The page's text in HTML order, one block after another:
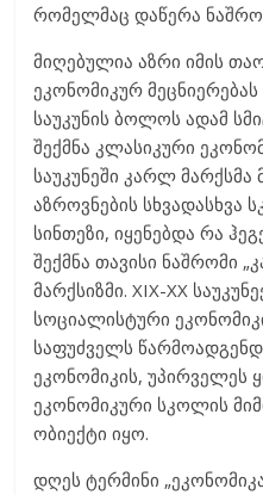
რომელმაც დაწერა
მიღებულია აზრი იმის
ეკონომიკურ
საუკუნის ბოლოს ადამ
შექმნა კლასიკური
საუკუნეში კარლ
აზროვნების სხვადასხვა
სინთეზი, იყენებდა რა
შექმნა თავისი ნაშრომი
მარქსიზმი. XIX-XX
სოციალისტური
საფუძველს
ეკონომიკის, უპირველეს
ეკონომიკური სკოლის
ობიექტი იყო.
დღეს ტერმინი